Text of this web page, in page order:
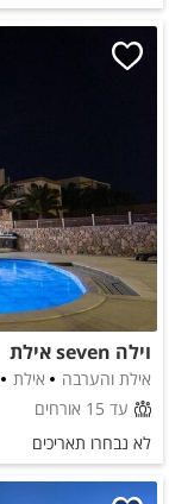
וילה seven אילת
אילת והערבה אילת
עד 15 אורחים
לא נבחרו תאריכים